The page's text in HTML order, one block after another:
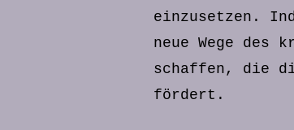
einzusetzen.
neue Wege
schaffen, die
fördert.